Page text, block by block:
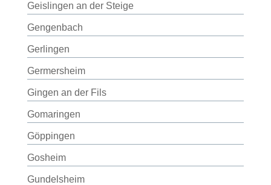
Geislingen an der Steige
Gengenbach
Gerlingen
Germersheim
Gingen an der Fils
Gomaringen
Göppingen
Gosheim
Gundelsheim